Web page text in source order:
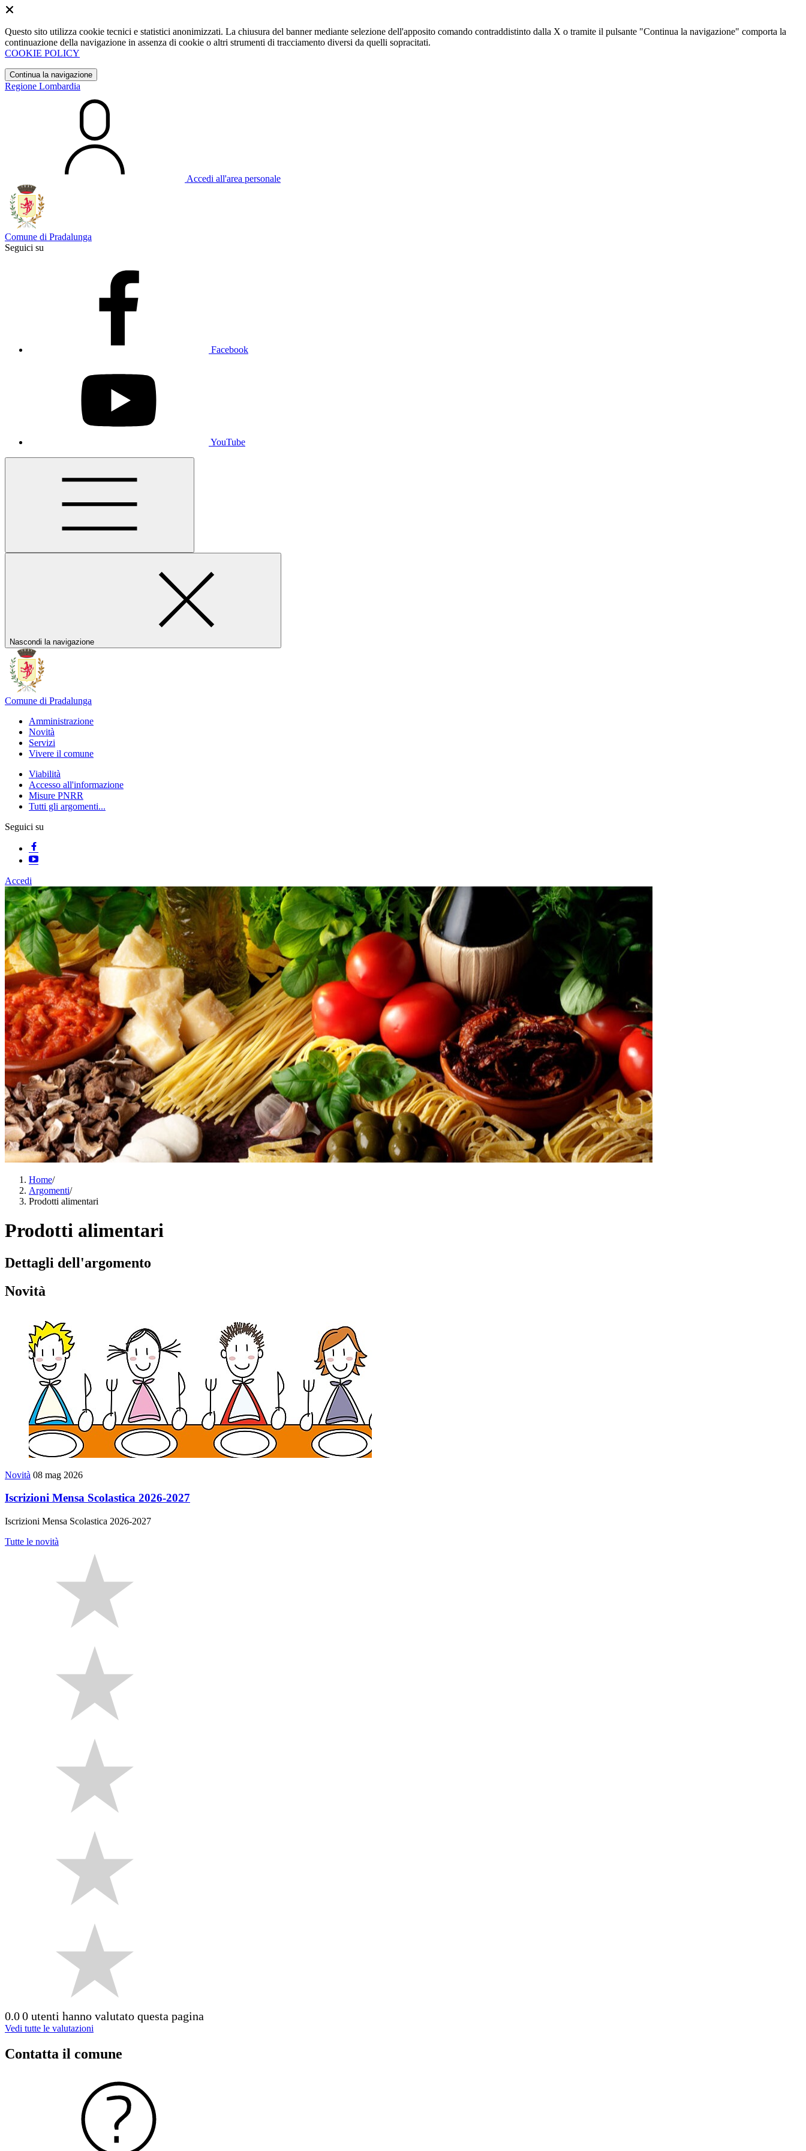
Questo sito utilizza cookie tecnici e statistici anonimizzati. La chiusura del banner mediante selezione dell'apposito comando contraddistinto dalla X o tramite il pulsante "Continua la navigazione" comporta la
continuazione della navigazione in assenza di cookie o altri strumenti di tracciamento diversi da quelli sopracitati.
COOKIE POLICY
Continua la navigazione
Regione Lombardia
Accedi all'area personale
Comune di Pradalunga
Seguici su
Facebook
YouTube
Nascondi la navigazione
Comune di Pradalunga
Amministrazione
Novità
Servizi
Vivere il comune
Viabilità
Accesso all'informazione
Misure PNRR
Tutti gli argomenti...
Seguici su
Accedi
Home/
Argomenti/
Prodotti alimentari
Prodotti alimentari
Dettagli dell'argomento
Novità
Novità 08 mag 2026
Iscrizioni Mensa Scolastica 2026-2027
Iscrizioni Mensa Scolastica 2026-2027
Tutte le novità
0.00 utenti hanno valutato questa pagina
Vedi tutte le valutazioni
Contatta il comune